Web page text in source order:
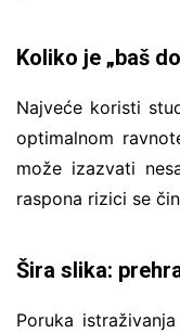
Koliko je „baš
Najveće koristi
optimalnom
može izazvati
raspona rizici se
Šira slika:
Poruka